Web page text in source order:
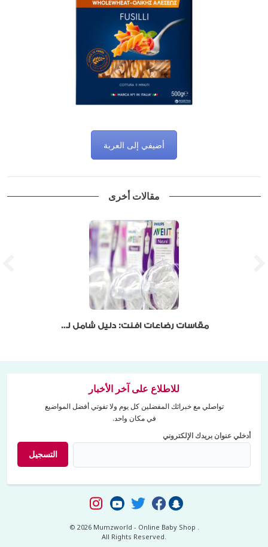
أضيفي إلى العربة
مقالات أخرى
مقاسات رضاعات افنت: دليل شامل للأمهات من ممزورلد
للاطلاع على آخر الأخبار
تواصلي مع خبرائك المفضلين كل يوم ولا تفوتي أفضل المواضيع
في مكان واحد.
أدخلي عنوان بريدك الإلكتروني
التسجيل
© 2026 Mumzworld - Online Baby Shop .
All Rights Reserved.